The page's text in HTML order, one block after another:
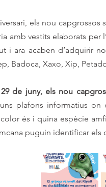
els nou capgrossos
amb vestits elaborats per
i ara acaben d’adquirir
Badoca, Xaxo, Xip,
de juny, els nou
plafons informatius
és i quina espècie
puguin identificar els